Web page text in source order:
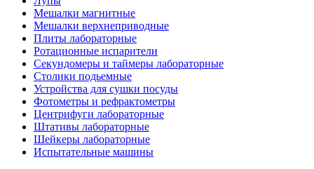
Мешалки магнитные
Мешалки верхнеприводные
Плиты лабораторные
Ротационные испарители
Секундомеры и таймеры лабораторные
Столики подьемные
Устройства для сушки посуды
Фотометры и рефрактометры
Центрифуги лабораторные
Штативы лабораторные
Шейкеры лабораторные
Испытательные машины